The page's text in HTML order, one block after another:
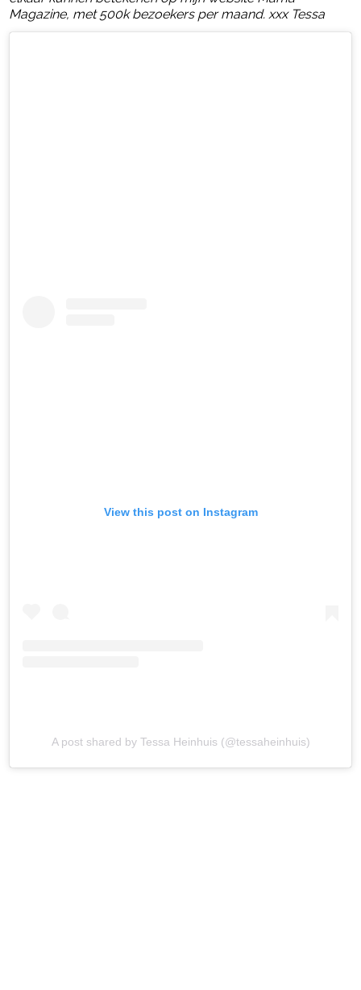
Magazine, met 500k bezoekers per maand. xxx Tessa
View this post on Instagram
A post shared by Tessa Heinhuis (@tessaheinhuis)